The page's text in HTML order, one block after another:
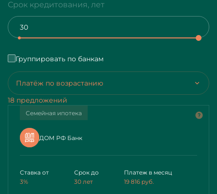
Срок кредитования, лет
Группировать по банкам
Платёж по возрастанию
18 предложений
Семейная ипотека
ДОМ РФ Банк
Ставка от
3%
Срок до
30 лет
Платеж в месяц
19 816 руб.